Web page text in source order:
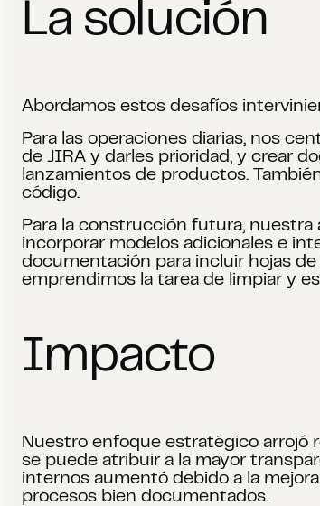
La solución
Abordamos estos desafíos
Para las operaciones diarias, nos
de JIRA y darles prioridad, y crear
lanzamientos de productos.
código.
Para la construcción futura,
incorporar modelos adicionales e
documentación para incluir hojas
emprendimos la tarea de limpiar y
Impacto
Nuestro enfoque estratégico arrojó
se puede atribuir a la mayor
internos aumentó debido a la
procesos bien documentados.